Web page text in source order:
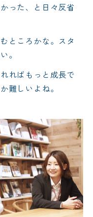
った、と日々反省
ところかな。スタ
。
ればもっと成長で
難しいよね。